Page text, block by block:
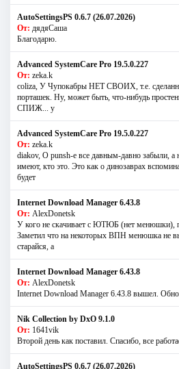
AutoSettingsPS 0.6.7 (26.07.2026)
От: дядяСаша
Благодарю.
Advanced SystemCare Pro 19.5.0.227
От: zeka.k
coliza, У Чупокабры НЕТ СВОИХ, т.е.
порташек. Ну, может быть, что-нибудь
СПИЖ... у
Advanced SystemCare Pro 19.5.0.227
От: zeka.k
diakov, О punsh-е все давным-давно забыли, а
имеют, кто это. Это как о динозаврах
будет
Internet Download Manager 6.43.8
От: AlexDonetsk
У кого не скачивает с ЮТЮБ (нет менюшки),
Заметил что на некоторых ВПН менюшка не
старайся, а
Internet Download Manager 6.43.8
От: AlexDonetsk
Internet Download Manager 6.43.8 вышел.
Nik Collection by DxO 9.1.0
От: 1641vik
Второй день как поставил. Спасибо, все
AutoSettingsPS 0.6.7 (26.07.2026)